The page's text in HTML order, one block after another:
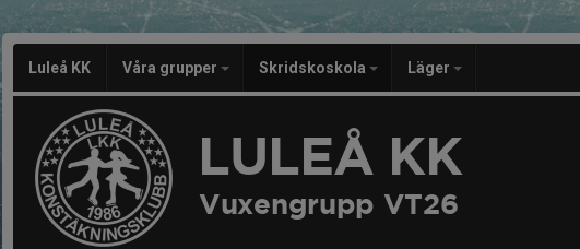
Luleå KK Våra grupper Skridskoskola Läger
LULEÅ KK
Vuxengrupp VT26